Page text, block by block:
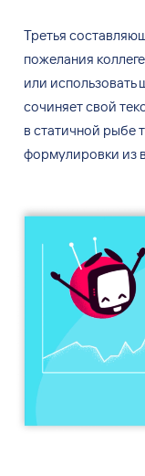
Третья
пожелания
или использовать
сочиняет свой
в статичной рыбе
формулировки из